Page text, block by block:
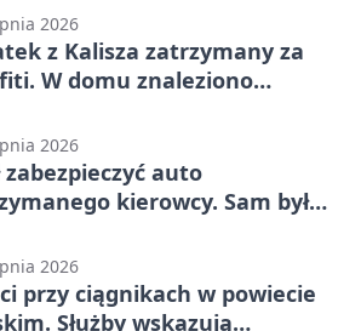
2026
z Kalisza zatrzymany za
W domu znaleziono
2026
zabezpieczyć auto
kierowcy. Sam był
2026
przy ciągnikach w powiecie
Służby wskazują